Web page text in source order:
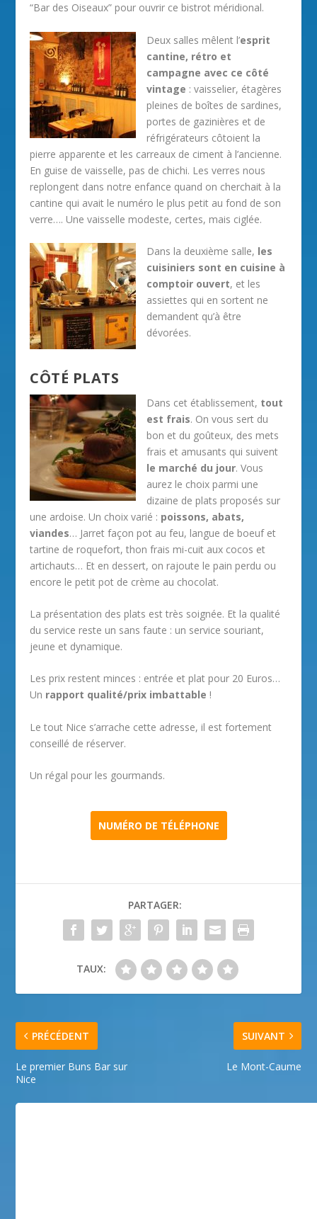
“Bar des Oiseaux” pour ouvrir ce bistrot méridional.
Deux salles mêlent l’esprit
cantine, rétro et
campagne avec ce côté
vintage : vaisselier, étagères
pleines de boîtes de sardines,
portes de gazinières et de
réfrigérateurs côtoient la
pierre apparente et les carreaux de ciment à l’ancienne.
En guise de vaisselle, pas de chichi. Les verres nous
replongent dans notre enfance quand on cherchait à la
cantine qui avait le numéro le plus petit au fond de son
verre…. Une vaisselle modeste, certes, mais ciglée.
Dans la deuxième salle, les
cuisiniers sont en cuisine à
comptoir ouvert, et les
assiettes qui en sortent ne
demandent qu’à être
dévorées.
CÔTÉ PLATS
Dans cet établissement, tout
est frais. On vous sert du
bon et du goûteux, des mets
frais et amusants qui suivent
le marché du jour. Vous
aurez le choix parmi une
dizaine de plats proposés sur
une ardoise. Un choix varié : poissons, abats,
viandes… Jarret façon pot au feu, langue de boeuf et
tartine de roquefort, thon frais mi-cuit aux cocos et
artichauts… Et en dessert, on rajoute le pain perdu ou
encore le petit pot de crème au chocolat.
La présentation des plats est très soignée. Et la qualité
du service reste un sans faute : un service souriant,
jeune et dynamique.
Les prix restent minces : entrée et plat pour 20 Euros…
Un rapport qualité/prix imbattable !
Le tout Nice s’arrache cette adresse, il est fortement
conseillé de réserver.
Un régal pour les gourmands.
NUMÉRO DE TÉLÉPHONE
PARTAGER:
TAUX:
PRÉCÉDENT
Le premier Buns Bar sur
Nice
SUIVANT
Le Mont-Caume